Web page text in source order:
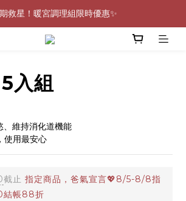
指定商品滿$2000結帳88折💖
救星！暖宮調理組限時優惠✨
指定商品滿$2000結帳88折💖
入組
、維持消化道機能
使用最安心
截止 指定商品，爸氣宣言💖8/5-8/8指
結帳88折